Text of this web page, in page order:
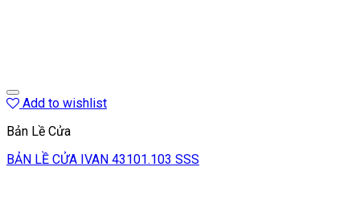
Add to wishlist
Bản Lề Cửa
BẢN LỀ CỬA IVAN 43101.103 SSS